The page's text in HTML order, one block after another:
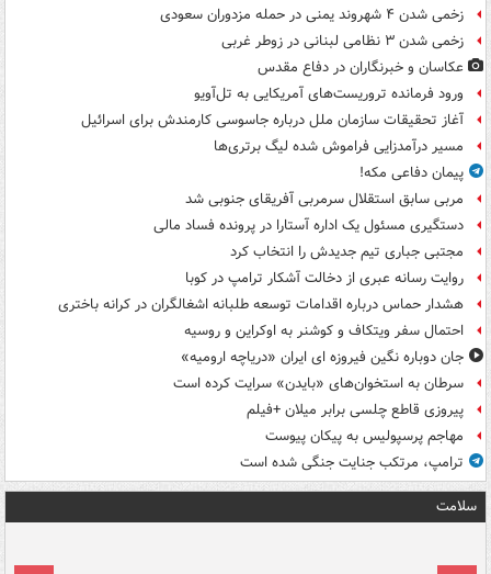
زخمی شدن ۴ شهروند یمنی در حمله مزدوران سعودی
زخمی شدن ۳ نظامی لبنانی در زوطر غربی
عکاسان و خبرنگاران در دفاع مقدس
ورود فرمانده تروریست‌های آمریکایی به تل‌آویو
آغاز تحقیقات سازمان ملل درباره جاسوسی کارمندش برای اسرائیل
مسیر درآمدزایی فراموش شده لیگ برتری‌ها
پیمان دفاعی مکه!
مربی سابق استقلال سرمربی آفریقای جنوبی شد
دستگیری مسئول یک اداره آستارا در پرونده فساد مالی
مجتبی جباری تیم جدیدش را انتخاب کرد
روایت رسانه عبری از دخالت آشکار ترامپ در کوبا
هشدار حماس درباره اقدامات توسعه طلبانه اشغالگران در کرانه باختری
احتمال سفر ویتکاف و کوشنر به اوکراین و روسیه
جان دوباره نگین فیروزه ای ایران «دریاچه ارومیه»
سرطان به استخوان‌های «بایدن» سرایت کرده است
پیروزی قاطع چلسی برابر میلان +فیلم
مهاجم پرسپولیس به پیکان پیوست
ترامپ، مرتکب جنایت جنگی شده است
سلامت